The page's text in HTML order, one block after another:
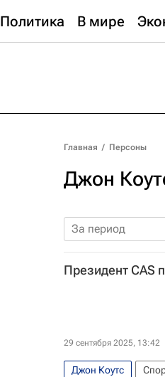
Политика В мире
Главная / Персоны
Джон
За период
Президент CAS
29 сентября 2025, 13:42
Джон Коутс